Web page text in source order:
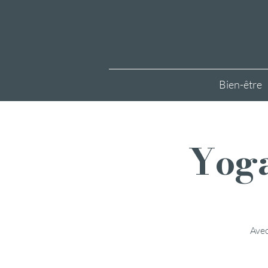
Bien-être